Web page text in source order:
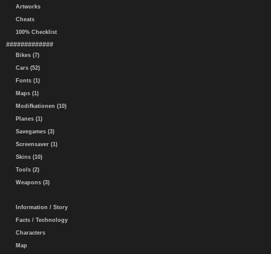
Artworks
Cheats
100% Checklist
#############
Bikes (7)
Cars (52)
Fonts (1)
Maps (1)
Modifkationen (10)
Planes (1)
Savegames (3)
Screensaver (1)
Skins (10)
Tools (2)
Weapons (3)
Information / Story
Facts / Technology
Characters
Map